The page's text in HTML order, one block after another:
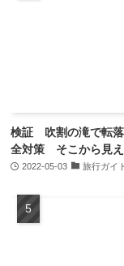
検証 吹割の滝で転
全対策 そこから見え
2022-05-03 旅行ガイ